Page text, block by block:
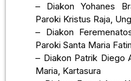
– Diakon Yohanes
Paroki Kristus Raja,
– Diakon
Paroki Santa Maria
– Diakon Patrik Diego
Maria, Kartasura